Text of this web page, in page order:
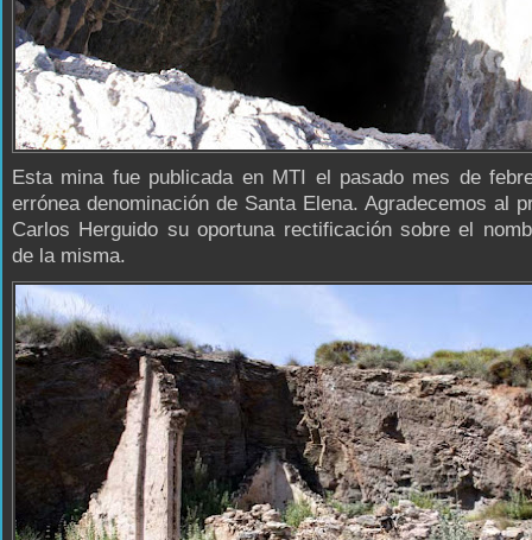
Esta mina fue publicada en MTI el pasado mes de
errónea denominación de Santa Elena. Agradecemos al
Carlos Herguido su oportuna rectificación sobre el
de la misma.